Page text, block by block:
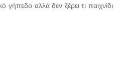
γήπεδο αλλά δεν ξέρει τι παιχνίδι